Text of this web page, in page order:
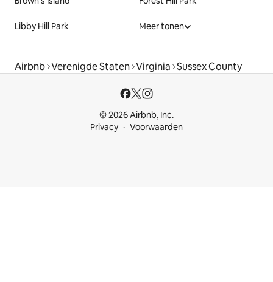
Libby Hill Park Meer tonen
Airbnb Verenigde Staten Virginia Sussex County
© 2026 Airbnb, Inc.
Privacy
Voorwaarden